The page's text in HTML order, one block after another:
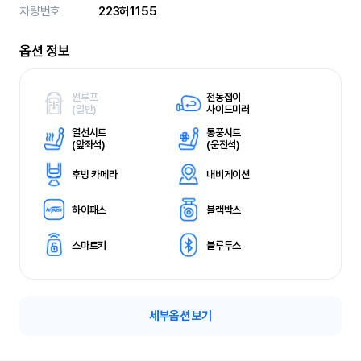
차량번호 223허1155
옵션 정보
썬루프
(일반)
전동접이
사이드미러
열선시트
(앞좌석)
통풍시트
(운전석)
후방 카메라 내비게이션
하이패스 블랙박스
스마트키 블루투스
세부옵션 보기